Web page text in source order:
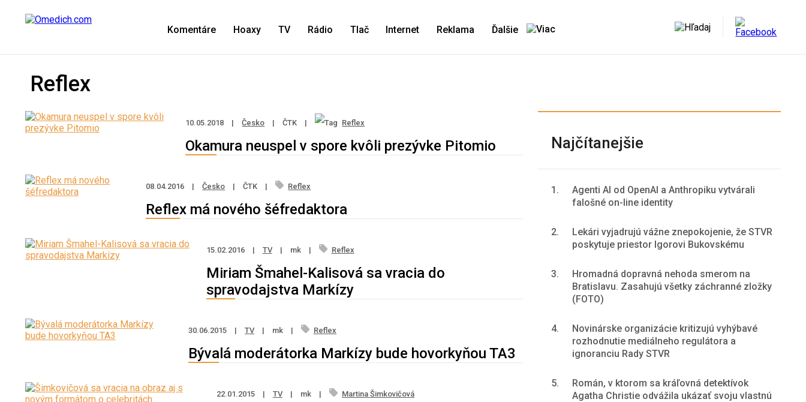
Komentáre Hoaxy TV Rádio Tlač Internet Reklama Ďalšie
Reflex
10.05.2018 | Česko | ČTK | Reflex
Okamura neuspel v spore kvôli prezývke Pitomio
08.04.2016 | Česko | ČTK | Reflex
Reflex má nového šéfredaktora
15.02.2016 | TV | mk | Reflex
Miriam Šmahel-Kalisová sa vracia do
spravodajstva Markízy
30.06.2015 | TV | mk | Reflex
Bývalá moderátorka Markízy bude hovorkyňou TA3
22.01.2015 | TV | mk | Martina Šimkovičová
Najčítanejšie
1.
Agenti AI od OpenAI a Anthropiku vytvárali
falošné on-line identity
2.
Lekári vyjadrujú vážne znepokojenie, že STVR
poskytuje priestor Igorovi Bukovskému
3.
Hromadná dopravná nehoda smerom na
Bratislavu. Zasahujú všetky záchranné zložky
(FOTO)
4.
Novinárske organizácie kritizujú vyhýbavé
rozhodnutie mediálneho regulátora a
ignoranciu Rady STVR
5.
Román, v ktorom sa kráľovná detektívok
Agatha Christie odvážila ukázať svoju vlastnú